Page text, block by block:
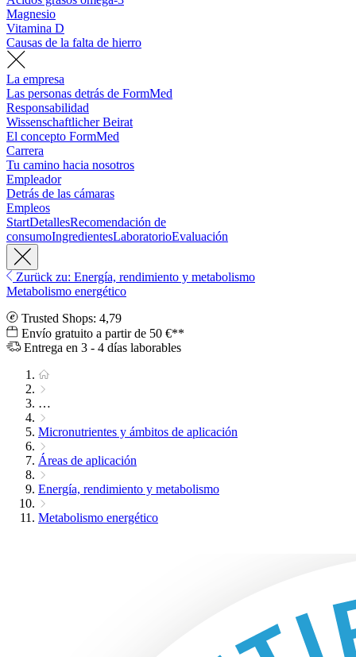
Magnesio
Vitamina D
Causas de la falta de hierro
La empresa
Las personas detrás de FormMed
Responsabilidad
Wissenschaftlicher Beirat
El concepto FormMed
Carrera
Tu camino hacia nosotros
Empleador
Detrás de las cámaras
Empleos
StartDetallesRecomendación de
consumoIngredientesLaboratorioEvaluación
Zurück zu: Energía, rendimiento y metabolismo
Metabolismo energético
Trusted Shops: 4,79
Envío gratuito a partir de 50 €**
Entrega en 3 - 4 días laborables
…
Micronutrientes y ámbitos de aplicación
Áreas de aplicación
Energía, rendimiento y metabolismo
Metabolismo energético